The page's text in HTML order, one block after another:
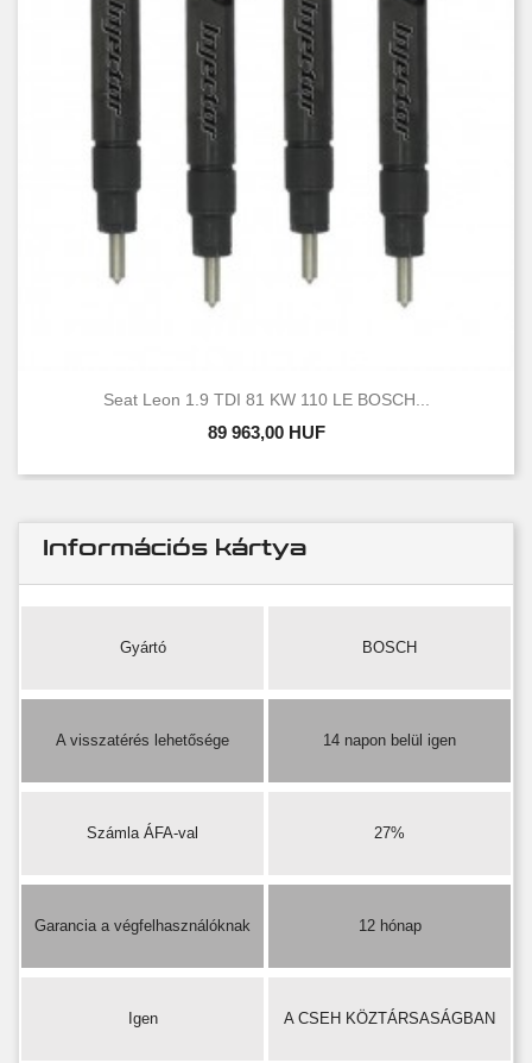
Seat Leon 1.9 TDI 81 KW 110 LE BOSCH...
89 963,00 HUF
Információs kártya
Gyártó BOSCH
A visszatérés lehetősége 14 napon belül igen
Számla ÁFA-val 27%
Garancia a végfelhasználóknak 12 hónap
Igen A CSEH KÖZTÁRSASÁGBAN